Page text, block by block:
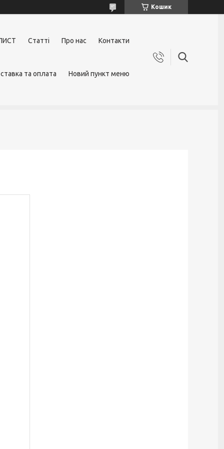
Кошик
Статті Про нас Контакти
та оплата Новий пункт меню